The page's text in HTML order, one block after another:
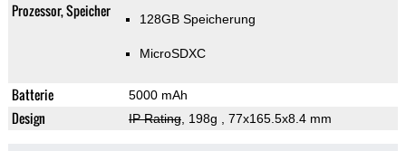
Prozessor, Speicher 128GB Speicherung
MicroSDXC
Batterie 5000 mAh
Design IP Rating, 198g , 77x165.5x8.4 mm